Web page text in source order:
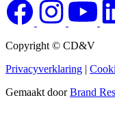
Copyright © CD&V
Privacyverklaring |
Gemaakt doorBrand